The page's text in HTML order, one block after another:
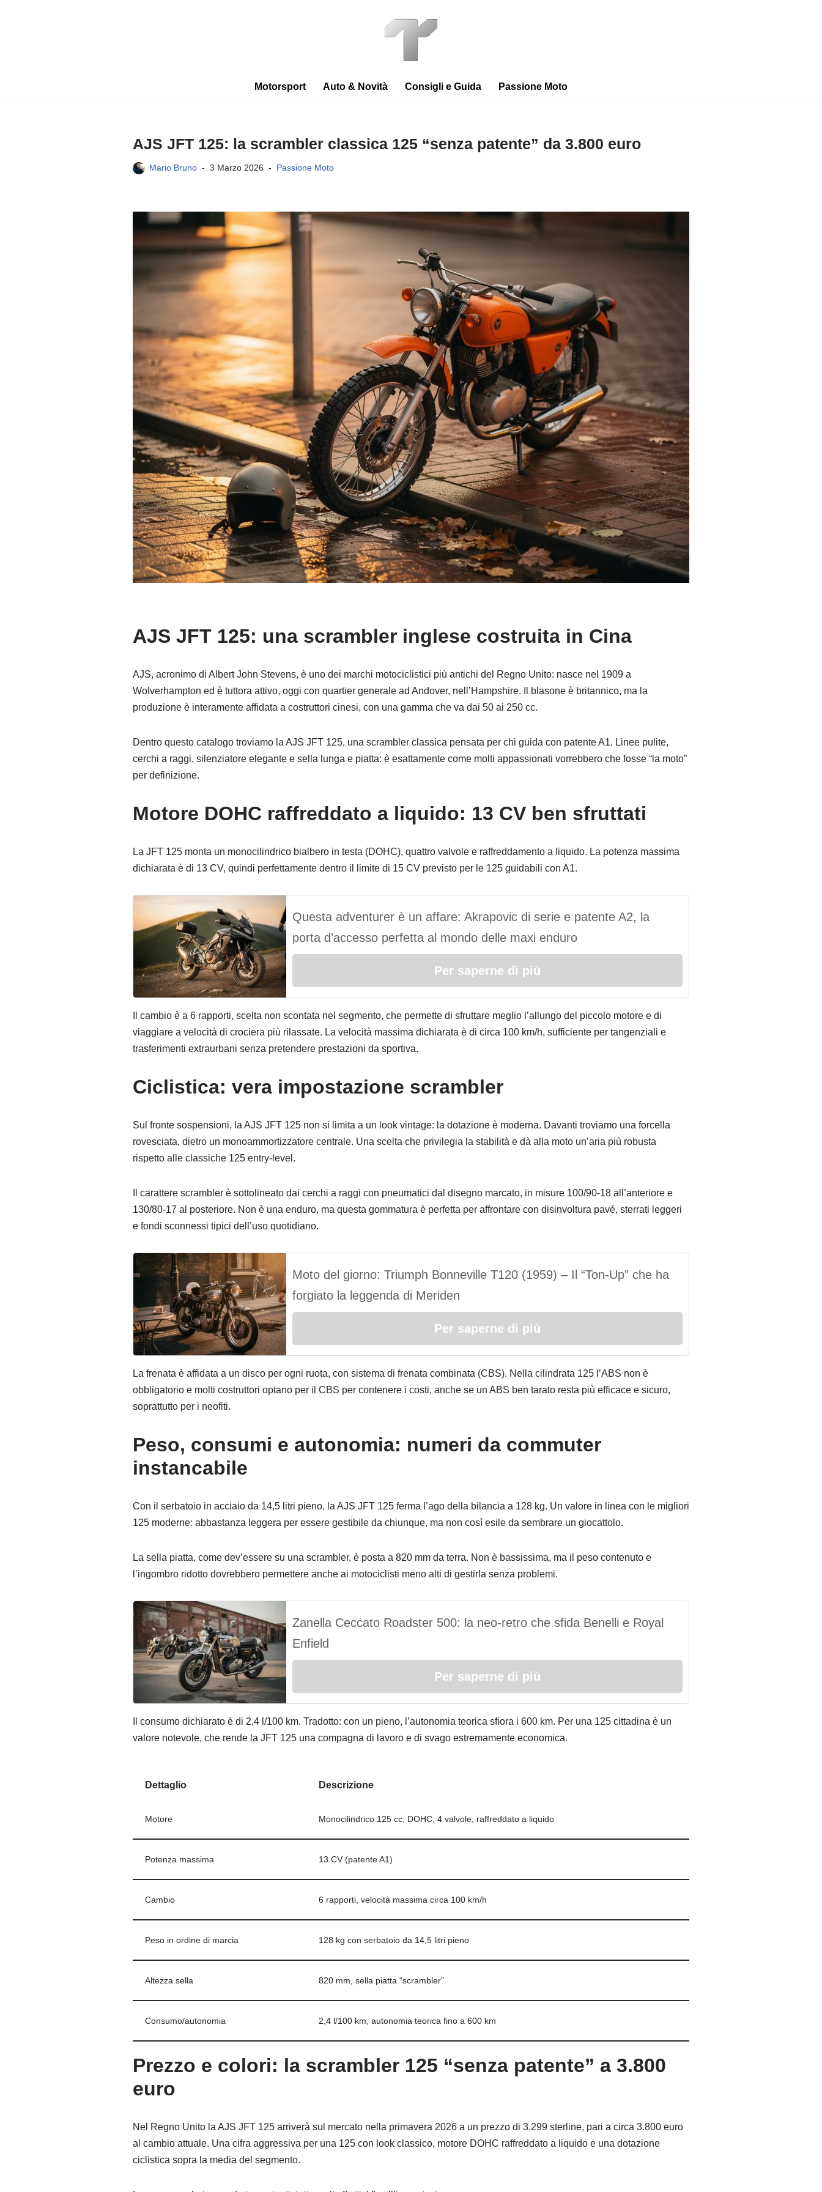
Motorsport
Auto & Novità Consigli e Guida Passione Moto
AJS JFT 125: la scrambler classica 125 “senza patente” da 3.800 euro
Mario Bruno 3 Marzo 2026 Passione Moto
AJS JFT 125: una scrambler inglese costruita in Cina
AJS, acronimo di Albert John Stevens, è uno dei marchi motociclistici più antichi del Regno Unito: nasce nel 1909 a
Wolverhampton ed è tuttora attivo, oggi con quartier generale ad Andover, nell’Hampshire. Il blasone è britannico, ma la
produzione è interamente affidata a costruttori cinesi, con una gamma che va dai 50 ai 250 cc.
Dentro questo catalogo troviamo la AJS JFT 125, una scrambler classica pensata per chi guida con patente A1. Linee pulite,
cerchi a raggi, silenziatore elegante e sella lunga e piatta: è esattamente come molti appassionati vorrebbero che fosse “la moto”
per definizione.
Motore DOHC raffreddato a liquido: 13 CV ben sfruttati
La JFT 125 monta un monocilindrico bialbero in testa (DOHC), quattro valvole e raffreddamento a liquido. La potenza massima
dichiarata è di 13 CV, quindi perfettamente dentro il limite di 15 CV previsto per le 125 guidabili con A1.
Questa adventurer è un affare: Akrapovic di serie e patente A2, la
porta d’accesso perfetta al mondo delle maxi enduro
Per saperne di più
Il cambio è a 6 rapporti, scelta non scontata nel segmento, che permette di sfruttare meglio l’allungo del piccolo motore e di
viaggiare a velocità di crociera più rilassate. La velocità massima dichiarata è di circa 100 km/h, sufficiente per tangenziali e
trasferimenti extraurbani senza pretendere prestazioni da sportiva.
Ciclistica: vera impostazione scrambler
Sul fronte sospensioni, la AJS JFT 125 non si limita a un look vintage: la dotazione è moderna. Davanti troviamo una forcella
rovesciata, dietro un monoammortizzatore centrale. Una scelta che privilegia la stabilità e dà alla moto un’aria più robusta
rispetto alle classiche 125 entry-level.
Il carattere scrambler è sottolineato dai cerchi a raggi con pneumatici dal disegno marcato, in misure 100/90-18 all’anteriore e
130/80-17 al posteriore. Non è una enduro, ma questa gommatura è perfetta per affrontare con disinvoltura pavé, sterrati leggeri
e fondi sconnessi tipici dell’uso quotidiano.
Moto del giorno: Triumph Bonneville T120 (1959) – Il “Ton-Up” che ha
forgiato la leggenda di Meriden
Per saperne di più
La frenata è affidata a un disco per ogni ruota, con sistema di frenata combinata (CBS). Nella cilindrata 125 l’ABS non è
obbligatorio e molti costruttori optano per il CBS per contenere i costi, anche se un ABS ben tarato resta più efficace e sicuro,
soprattutto per i neofiti.
Peso, consumi e autonomia: numeri da commuter
instancabile
Con il serbatoio in acciaio da 14,5 litri pieno, la AJS JFT 125 ferma l’ago della bilancia a 128 kg. Un valore in linea con le migliori
125 moderne: abbastanza leggera per essere gestibile da chiunque, ma non così esile da sembrare un giocattolo.
La sella piatta, come dev’essere su una scrambler, è posta a 820 mm da terra. Non è bassissima, ma il peso contenuto e
l’ingombro ridotto dovrebbero permettere anche ai motociclisti meno alti di gestirla senza problemi.
Zanella Ceccato Roadster 500: la neo‑retro che sfida Benelli e Royal
Enfield
Per saperne di più
Il consumo dichiarato è di 2,4 l/100 km. Tradotto: con un pieno, l’autonomia teorica sfiora i 600 km. Per una 125 cittadina è un
valore notevole, che rende la JFT 125 una compagna di lavoro e di svago estremamente economica.
Dettaglio Descrizione
Motore Monocilindrico 125 cc, DOHC, 4 valvole, raffreddato a liquido
Potenza massima 13 CV (patente A1)
Cambio 6 rapporti, velocità massima circa 100 km/h
Peso in ordine di marcia 128 kg con serbatoio da 14,5 litri pieno
Altezza sella 820 mm, sella piatta “scrambler”
Consumo/autonomia 2,4 l/100 km, autonomia teorica fino a 600 km
Prezzo e colori: la scrambler 125 “senza patente” a 3.800
euro
Nel Regno Unito la AJS JFT 125 arriverà sul mercato nella primavera 2026 a un prezzo di 3.299 sterline, pari a circa 3.800 euro
al cambio attuale. Una cifra aggressiva per una 125 con look classico, motore DOHC raffreddato a liquido e una dotazione
ciclistica sopra la media del segmento.